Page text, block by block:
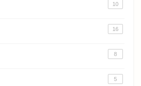
10
16
8
5